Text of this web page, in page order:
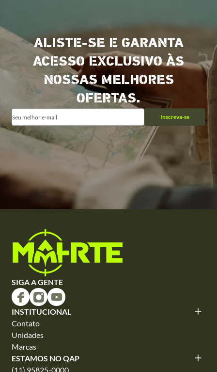
ALISTE-SE E GARANTA
ACESSO EXCLUSIVO ÀS
NOSSAS MELHORES
OFERTAS.
Inscreva-se
SIGA A GENTE
INSTITUCIONAL
Contato
Unidades
Marcas
ESTAMOS NO QAP
(11) 95825-0000